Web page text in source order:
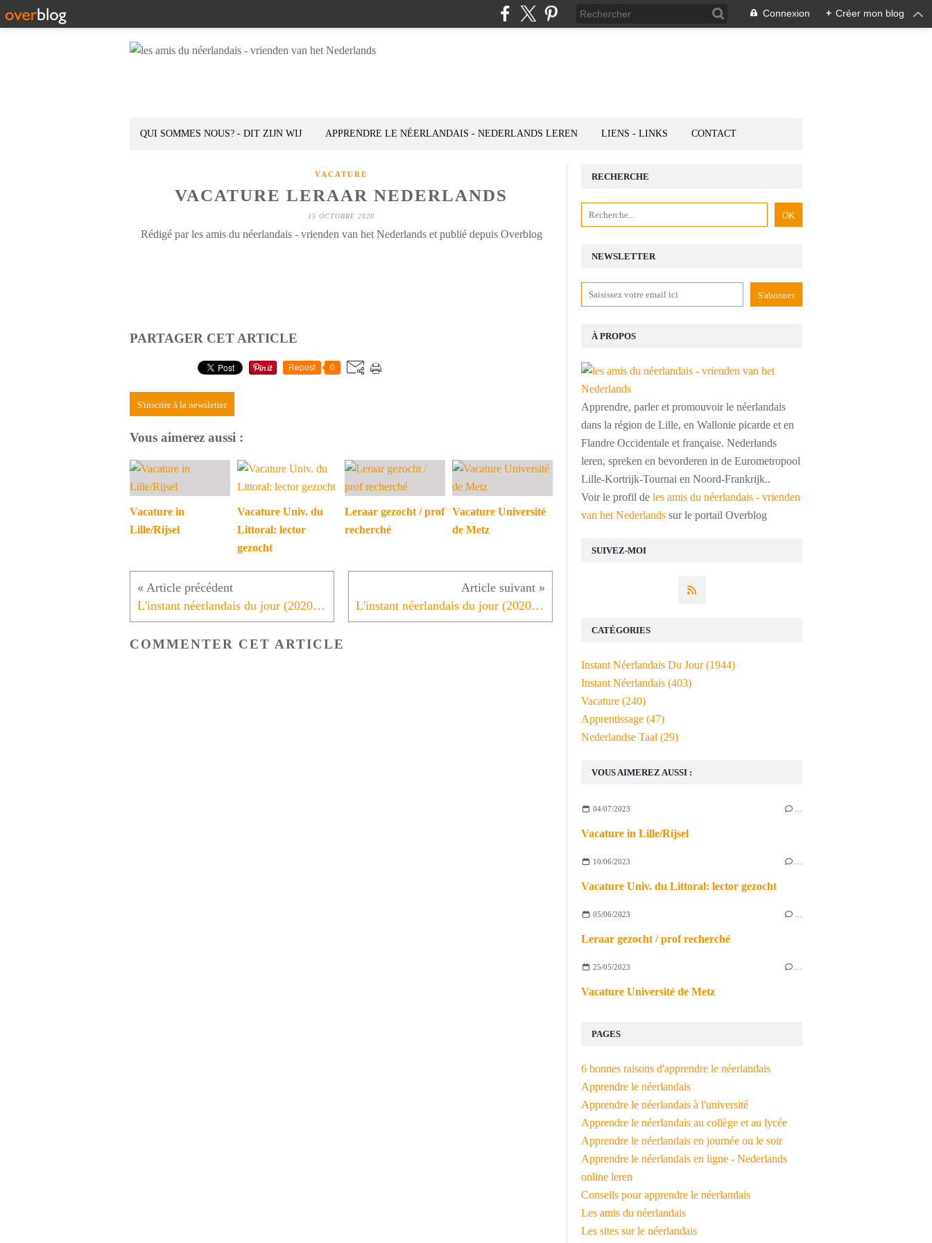
Connexion + Créer mon blog
QUI SOMMES NOUS? - DIT ZIJN WIJ APPRENDRE LE NÉERLANDAIS - NEDERLANDS LEREN LIENS - LINKS CONTACT
VACATURE
VACATURE LERAAR NEDERLANDS
15 OCTOBRE 2020
Rédigé par les amis du néerlandais - vrienden van het Nederlands et publié depuis Overblog
PARTAGER CET ARTICLE
Repost 0
S'inscrire à la newsletter
Vous aimerez aussi :
Vacature in
Lille/Rijsel
Vacature Univ. du
Littoral: lector
gezocht
Leraar gezocht / prof
recherché
Vacature Université
de Metz
L'instant néerlandais du jour (2020_10_15): erwtensoep L'instant néerlandais du jour (2020_10_16): Wat nog meer?
COMMENTER CET ARTICLE
NEWSLETTER
SUIVEZ-MOI
RECHERCHE
À PROPOS
Apprendre, parler et promouvoir le néerlandais
dans la région de Lille, en Wallonie picarde et en
Flandre Occidentale et française. Nederlands
leren, spreken en bevorderen in de Eurometropool
Lille-Kortrijk-Tournai en Noord-Frankrijk..
Voir le profil de les amis du néerlandais - vrienden
van het Nederlands sur le portail Overblog
VOUS AIMEREZ AUSSI :
04/07/2023
Vacature in Lille/Rijsel
10/06/2023
Vacature Univ. du Littoral: lector gezocht
05/06/2023
Leraar gezocht / prof recherché
25/05/2023
Vacature Université de Metz
PAGES
6 bonnes raisons d'apprendre le néerlandais
Apprendre le néerlandais
Apprendre le néerlandais à l'université
Apprendre le néerlandais au collège et au lycée
Apprendre le néerlandais en journée ou le soir
Apprendre le néerlandais en ligne - Nederlands
online leren
Conseils pour apprendre le néerlandais
Les amis du néerlandais
Les sites sur le néerlandais
CATÉGORIES
Instant Néerlandais Du Jour(1944)
Instant Néerlandais (403)
Vacature (240)
Apprentissage (47)
Nederlandse Taal (29)